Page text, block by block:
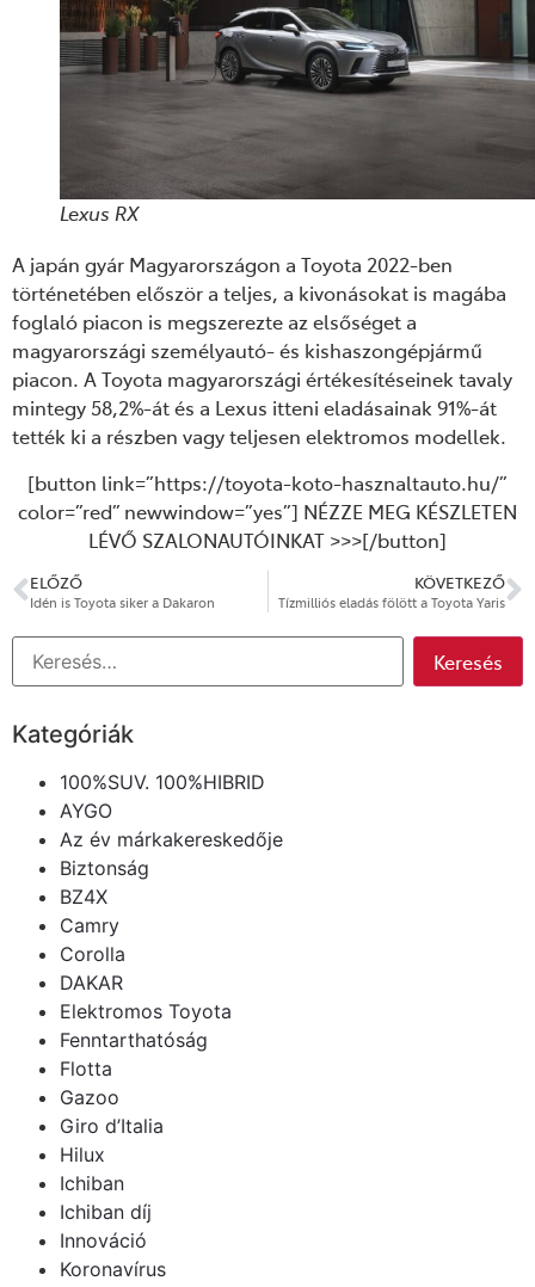
Lexus RX
A japán gyár Magyarországon a Toyota 2022-ben
történetében először a teljes, a kivonásokat is magába
foglaló piacon is megszerezte az elsőséget a
magyarországi személyautó- és kishaszongépjármű
piacon. A Toyota magyarországi értékesítéseinek tavaly
mintegy 58,2%-át és a Lexus itteni eladásainak 91%-át
tették ki a részben vagy teljesen elektromos modellek.
[button link=”https://toyota-koto-hasznaltauto.hu/”
color=”red” newwindow=”yes”] NÉZZE MEG KÉSZLETEN
LÉVŐ SZALONAUTÓINKAT >>>[/button]
ELŐZŐ
Idén is Toyota siker a Dakaron
KÖVETKEZŐ
Tízmilliós eladás fölött a Toyota Yaris
Kategóriák
100%SUV. 100%HIBRID
AYGO
Az év márkakereskedője
Biztonság
BZ4X
Camry
Corolla
DAKAR
Elektromos Toyota
Fenntarthatóság
Flotta
Gazoo
Giro d’Italia
Hilux
Ichiban
Ichiban díj
Innováció
Koronavírus